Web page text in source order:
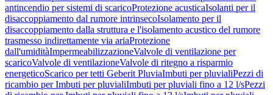
antincendio per sistemi di scaricoProtezione acusticaIsolanti per il
disaccoppiamento dal rumore intrinsecoIsolamento per il
disaccoppiamento dalla struttura e l'isolamento acustico del rumore
trasmesso indirettamente via ariaProtezione
dall'umiditàImpermeabilizzazioneValvole di ventilazione per
scaricoValvole di ventilazioneValvole di ritegno a risparmio
energeticoScarico per tetti Geberit PluviaImbuti per pluvialiPezzi di
ricambio per Imbuti per pluvialiImbuti per pluviali fino a 12 l/sPezzi